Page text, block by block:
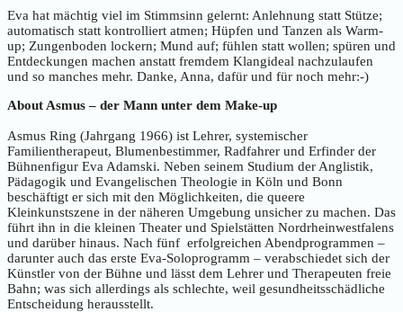
Eva hat mächtig viel im Stimmsinn gelernt: Anlehnung statt Stütze;
automatisch statt kontrolliert atmen; Hüpfen und Tanzen als Warm-
up; Zungenboden lockern; Mund auf; fühlen statt wollen; spüren und
Entdeckungen machen anstatt fremdem Klangideal nachzulaufen
und so manches mehr. Danke, Anna, dafür und für noch mehr:-)
About Asmus – der Mann unter dem Make-up
Asmus Ring (Jahrgang 1966) ist Lehrer, systemischer
Familientherapeut, Blumenbestimmer, Radfahrer und Erfinder der
Bühnenfigur Eva Adamski. Neben seinem Studium der Anglistik,
Pädagogik und Evangelischen Theologie in Köln und Bonn
beschäftigt er sich mit den Möglichkeiten, die queere
Kleinkunstszene in der näheren Umgebung unsicher zu machen. Das
führt ihn in die kleinen Theater und Spielstätten Nordrheinwestfalens
und darüber hinaus. Nach fünf erfolgreichen Abendprogrammen –
darunter auch das erste Eva-Soloprogramm – verabschiedet sich der
Künstler von der Bühne und lässt dem Lehrer und Therapeuten freie
Bahn; was sich allerdings als schlechte, weil gesundheitsschädliche
Entscheidung herausstellt.